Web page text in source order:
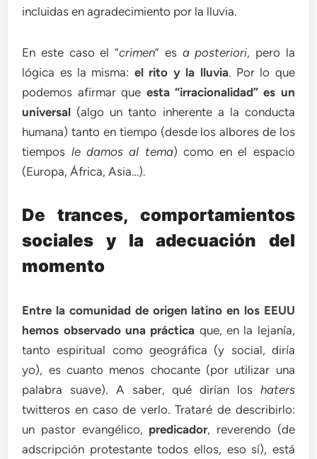
incluidas en agradecimiento por la lluvia.
En este caso el “crimen” es a posteriori, pero la
lógica es la misma: el rito y la lluvia. Por lo que
podemos afirmar que esta “irracionalidad” es un
universal (algo un tanto inherente a la conducta
humana) tanto en tiempo (desde los albores de los
tiempos le damos al tema) como en el espacio
(Europa, África, Asia…).
De trances, comportamientos
sociales y la adecuación del
momento
Entre la comunidad de origen latino en los EEUU
hemos observado una práctica que, en la lejanía,
tanto espiritual como geográfica (y social, diría
yo), es cuanto menos chocante (por utilizar una
palabra suave). A saber, qué dirían los haters
twitteros en caso de verlo. Trataré de describirlo:
un pastor evangélico, predicador, reverendo (de
adscripción protestante todos ellos, eso sí), está